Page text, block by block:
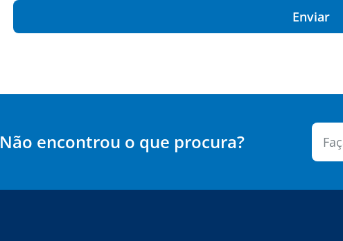
Enviar
Não encontrou o que procura?